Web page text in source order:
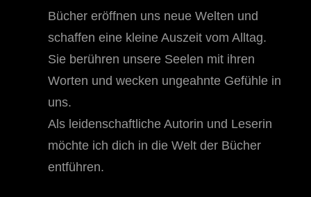
Bücher eröffnen uns neue Welten und
schaffen eine kleine Auszeit vom Alltag.
Sie berühren unsere Seelen mit ihren
Worten und wecken ungeahnte Gefühle in
uns.
Als leidenschaftliche Autorin und Leserin
möchte ich dich in die Welt der Bücher
entführen.